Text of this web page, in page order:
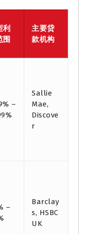
利
围
主要贷
款机构
–
Sallie
Mae,
Discove
r
–
Barclay
s, HSBC
UK